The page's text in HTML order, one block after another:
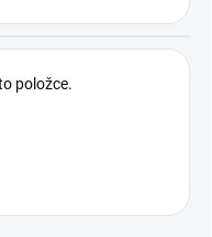
položce.